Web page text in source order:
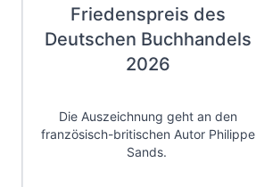
Friedenspreis des
Deutschen Buchhandels
2026
Die Auszeichnung geht an den
französisch-britischen Autor Philippe
Sands.